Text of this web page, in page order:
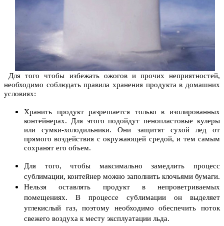
Для того чтобы избежать ожогов и прочих неприятностей,
необходимо соблюдать правила хранения продукта в домашних
условиях:
Хранить продукт разрешается только в изолированных
контейнерах. Для этого подойдут пенопластовые кулеры
или сумки-холодильники. Они защитят сухой лед от
прямого воздействия с окружающей средой, и тем самым
сохранят его объем.
Для того, чтобы максимально замедлить процесс
сублимации, контейнер можно заполнить клочьями бумаги.
Нельзя оставлять продукт в непроветриваемых
помещениях. В процессе сублимации он выделяет
углекислый газ, поэтому необходимо обеспечить поток
свежего воздуха к месту эксплуатации льда.